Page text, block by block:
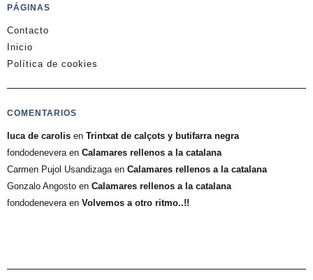
PÁGINAS
Contacto
Inicio
Política de cookies
COMENTARIOS
luca de carolis en Trintxat de calçots y butifarra negra
fondodenevera en Calamares rellenos a la catalana
Carmen Pujol Usandizaga en Calamares rellenos a la catalana
Gonzalo Angosto en Calamares rellenos a la catalana
fondodenevera en Volvemos a otro ritmo..!!